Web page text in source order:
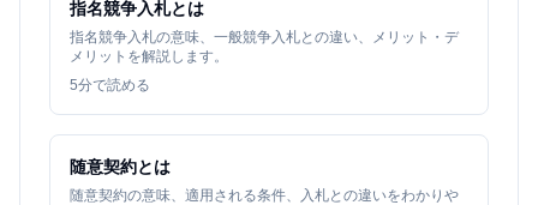
指名競争入札とは
指名競争入札の意味、一般競争入札との違い、メリット・デ
メリットを解説します。
5分で読める
随意契約とは
随意契約の意味、適用される条件、入札との違いをわかりや